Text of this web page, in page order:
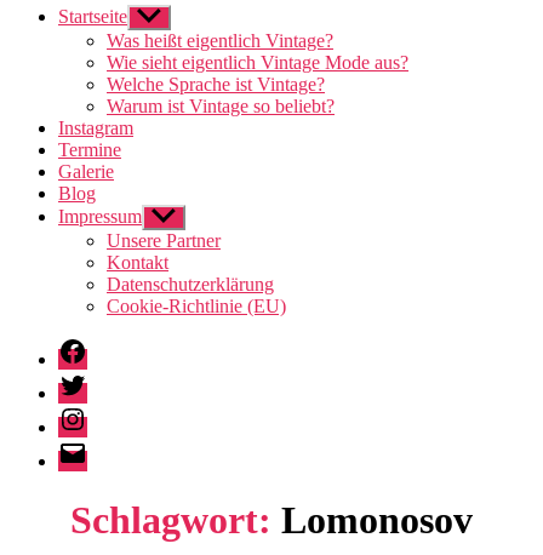
Startseite Untermenü
anzeigen
Was heißt eigentlich Vintage?
Wie sieht eigentlich Vintage Mode aus?
Welche Sprache ist Vintage?
Warum ist Vintage so beliebt?
Instagram
Termine
Galerie
Blog
Impressum Untermenü
anzeigen
Unsere Partner
Kontakt
Datenschutzerklärung
Cookie-Richtlinie (EU)
Facebook
Twitter
Instagram
E-
Mail
Schlagwort: Lomonosov